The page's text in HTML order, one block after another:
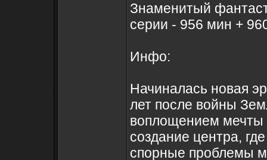
Знаменитый
серии - 956 мин +
Инфо:
Начиналась новая
лет после войны
воплощением мечты
создание центра,
спорные проблемы